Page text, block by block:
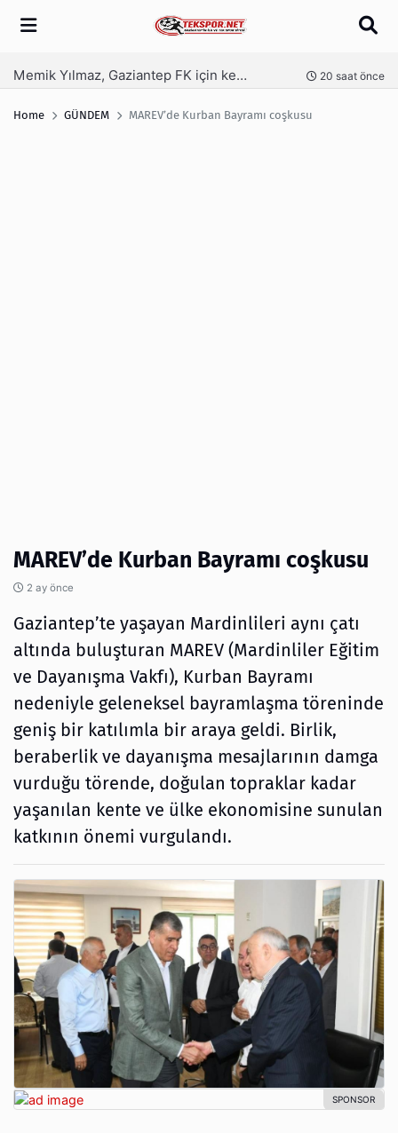
Arama
Memik Yılmaz, Gaziantep FK için kesenin ağzını açtı 20 saat önce
Home GÜNDEM MAREV’de Kurban Bayramı coşkusu
MAREV’de Kurban Bayramı coşkusu
2 ay önce
Gaziantep’te yaşayan Mardinlileri aynı çatı
altında buluşturan MAREV (Mardinliler Eğitim
ve Dayanışma Vakfı), Kurban Bayramı
nedeniyle geleneksel bayramlaşma töreninde
geniş bir katılımla bir araya geldi. Birlik,
beraberlik ve dayanışma mesajlarının damga
vurduğu törende, doğulan topraklar kadar
yaşanılan kente ve ülke ekonomisine sunulan
katkının önemi vurgulandı.